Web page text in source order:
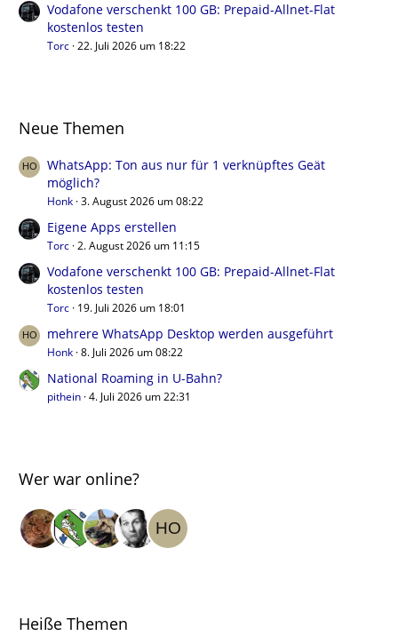
Vodafone verschenkt 100 GB: Prepaid-Allnet-Flat
kostenlos testen
Torc 22. Juli 2026 um 18:22
Neue Themen
WhatsApp: Ton aus nur für 1 verknüpftes Geät
möglich?
Honk 3. August 2026 um 08:22
Eigene Apps erstellen
Torc 2. August 2026 um 11:15
Vodafone verschenkt 100 GB: Prepaid-Allnet-Flat
kostenlos testen
Torc 19. Juli 2026 um 18:01
mehrere WhatsApp Desktop werden ausgeführt
Honk 8. Juli 2026 um 08:22
National Roaming in U-Bahn?
pithein 4. Juli 2026 um 22:31
Wer war online?
Heiße Themen